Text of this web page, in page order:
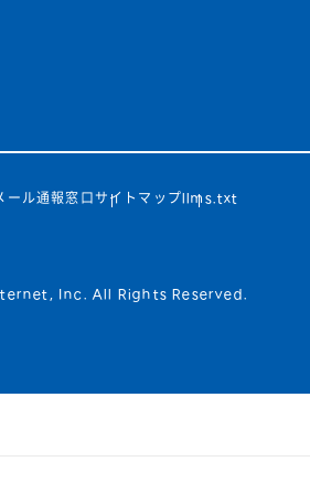
ール通報窓口 サイトマップ llms.txt
Inc. All Rights Reserved.